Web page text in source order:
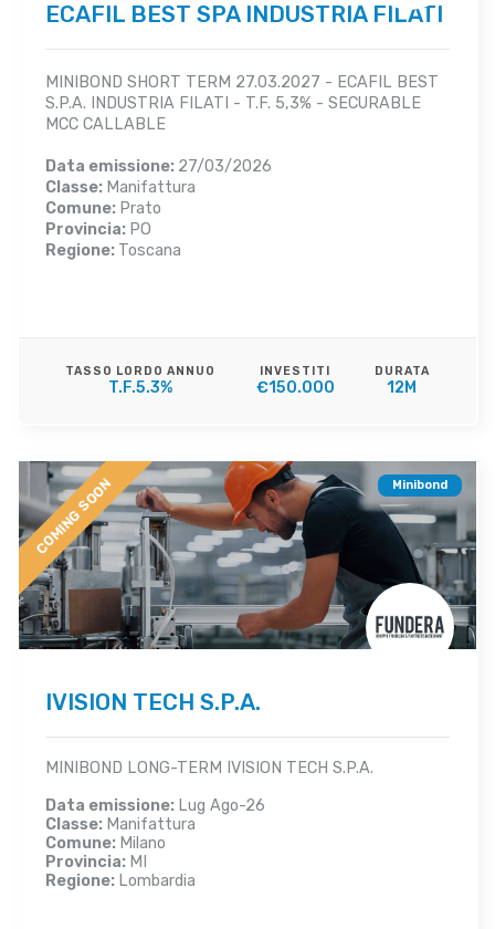
ECAFIL BEST SPA INDUSTRIA FILATI
MINIBOND SHORT TERM 27.03.2027 - ECAFIL BEST
S.P.A. INDUSTRIA FILATI - T.F. 5,3% - SECURABLE
MCC CALLABLE
Data emissione: 27/03/2026
Classe: Manifattura
Comune: Prato
Provincia: PO
Regione: Toscana
TASSO LORDO ANNUO
T.F.5.3%
INVESTITI
€150.000
DURATA
12M
COMING SOON Minibond
IVISION TECH S.P.A.
MINIBOND LONG-TERM IVISION TECH S.P.A.
Data emissione: Lug Ago-26
Classe: Manifattura
Comune: Milano
Provincia: MI
Regione: Lombardia